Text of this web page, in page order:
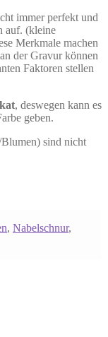
immer perfekt und
auf. (kleine
Merkmale machen
der Gravur können
Faktoren stellen
, deswegen kann es
geben.
sind nicht
, Nabelschnur,